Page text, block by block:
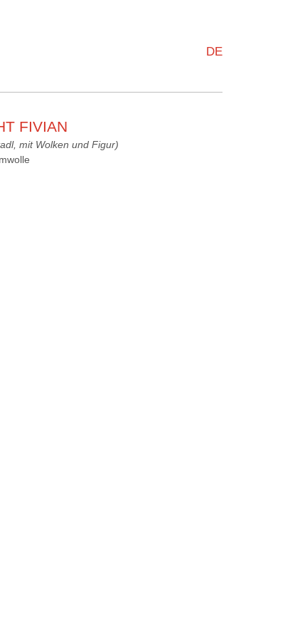
DE
FIVIAN
mit Wolken und Figur)